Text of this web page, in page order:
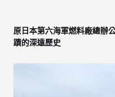
原日本第六海軍燃料廠總辦
蹟的深遠歷史